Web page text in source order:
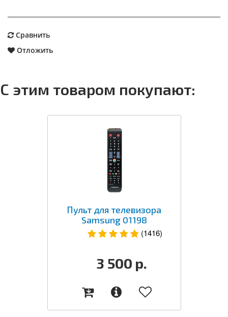
Сравнить
Отложить
С этим товаром покупают:
Пульт для телевизора
Samsung 01198
(1416)
3 500 р.